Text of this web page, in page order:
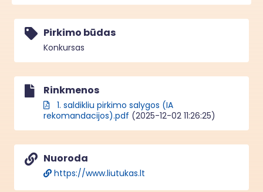
Pirkimo būdas
Konkursas
Rinkmenos
1. saldikliu pirkimo salygos (IA
rekomandacijos).pdf (2025-12-02 11:26:25)
Nuoroda
https://www.liutukas.lt